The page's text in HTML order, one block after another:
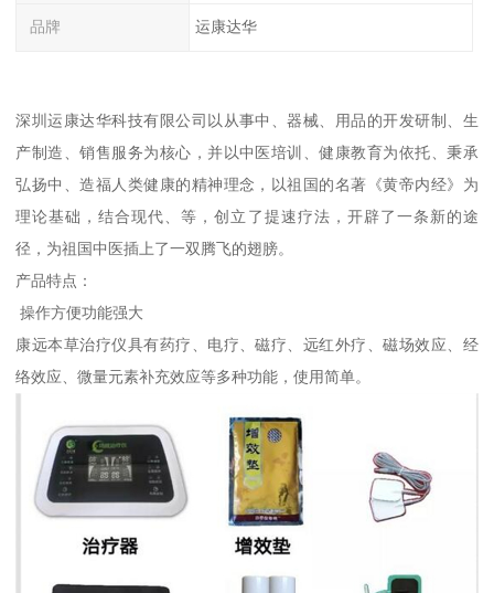
品牌 运康达华
深圳运康达华科技有限公司以从事中、器械、用品的开发研制、生
产制造、销售服务为核心，并以中医培训、健康教育为依托、秉承
弘扬中、造福人类健康的精神理念，以祖国的名著《黄帝内经》为
理论基础，结合现代、等，创立了提速疗法，开辟了一条新的途
径，为祖国中医插上了一双腾飞的翅膀。
产品特点：
操作方便功能强大
康远本草治疗仪具有药疗、电疗、磁疗、远红外疗、磁场效应、经
络效应、微量元素补充效应等多种功能，使用简单。